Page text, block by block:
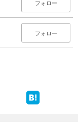
フォロー
フォロー